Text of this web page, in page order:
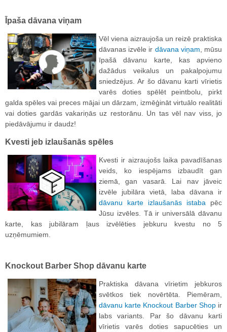
Īpaša dāvana viņam
Vēl viena aizraujoša un reizē praktiska
dāvanas izvēle ir dāvana viņam , mūsu
īpašā dāvanu karte, kas apvieno
dažādus veikalus un pakalpojumu
sniedzējus. Ar šo dāvanu karti vīrietis
varēs doties spēlēt peintbolu, pirkt
galda spēles vai preces mājai un dārzam, izmēģināt virtuālo realitāti
vai doties gardās vakariņās uz restorānu. Un tas vēl nav viss, jo
piedāvājumu ir daudz!
Kvesti jeb izlaušanās spēles
Kvesti ir aizraujošs laika pavadīšanas
veids, ko iespējams izbaudīt gan
ziemā, gan vasarā. Lai nav jāveic
izvēle jubilāra vietā, laba dāvana ir
dāvanu karte izlaušanās istaba pēc
Jūsu izvēles. Tā ir universālā dāvanu
karte, kas jubilāram ļaus izvēlēties jebkuru kvestu no 5
uzņēmumiem.
Knockout Barber Shop dāvanu karte
Praktiska dāvana vīrietim jebkuros
svētkos tiek novērtēta. Piemēram,
dāvanu karte Knockout Barber Shopir
labs variants. Par šo dāvanu karti
vīrietis varēs doties sapucēties un